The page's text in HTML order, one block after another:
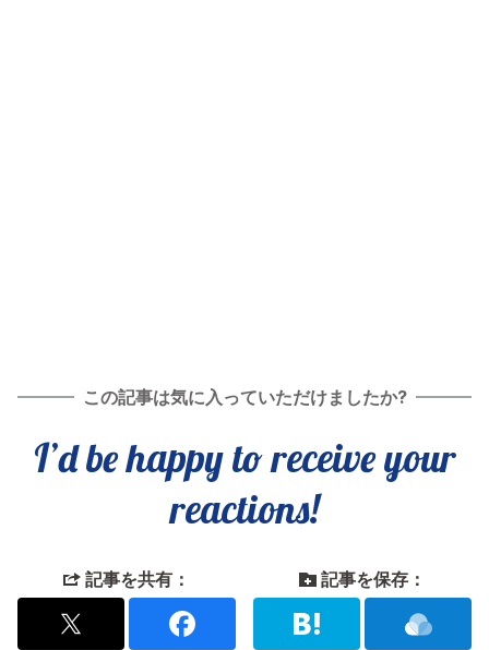
この記事は気に入っていただけましたか?
I’d be happy to receive your
reactions!
記事を共有： 記事を保存：